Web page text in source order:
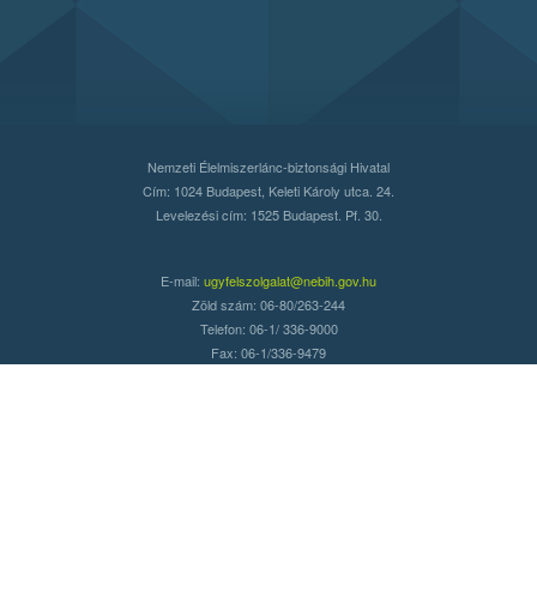
Nemzeti Élelmiszerlánc-biztonsági Hivatal
Cím: 1024 Budapest, Keleti Károly utca. 24.
Levelezési cím: 1525 Budapest. Pf. 30.
E-mail: ugyfelszolgalat@nebih.gov.hu
Zöld szám: 06-80/263-244
Telefon: 06-1/ 336-9000
Fax: 06-1/336-9479